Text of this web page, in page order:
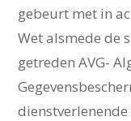
gebeurt met in
Wet alsmede de
getreden AVG-